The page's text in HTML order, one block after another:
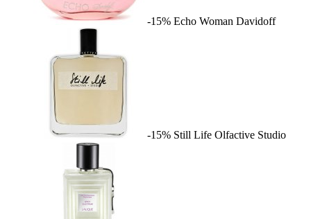
-15% Echo Woman Davidoff
-15% Still Life Olfactive Studio